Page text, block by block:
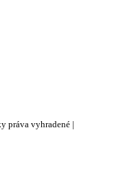
práva vyhradené |